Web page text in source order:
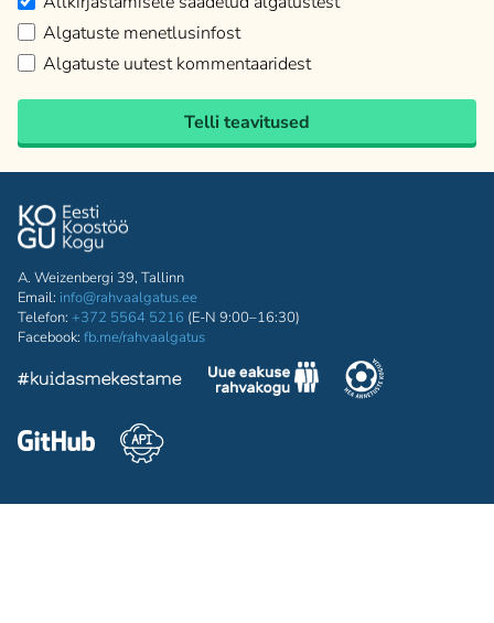
Algatuste menetlusinfost
Algatuste uutest kommentaaridest
Telli teavitused
A. Weizenbergi 39, Tallinn
Email: info@rahvaalgatus.ee
Telefon: +372 5564 5216 (E-N 9:00–16:30)
Facebook: fb.me/rahvaalgatus